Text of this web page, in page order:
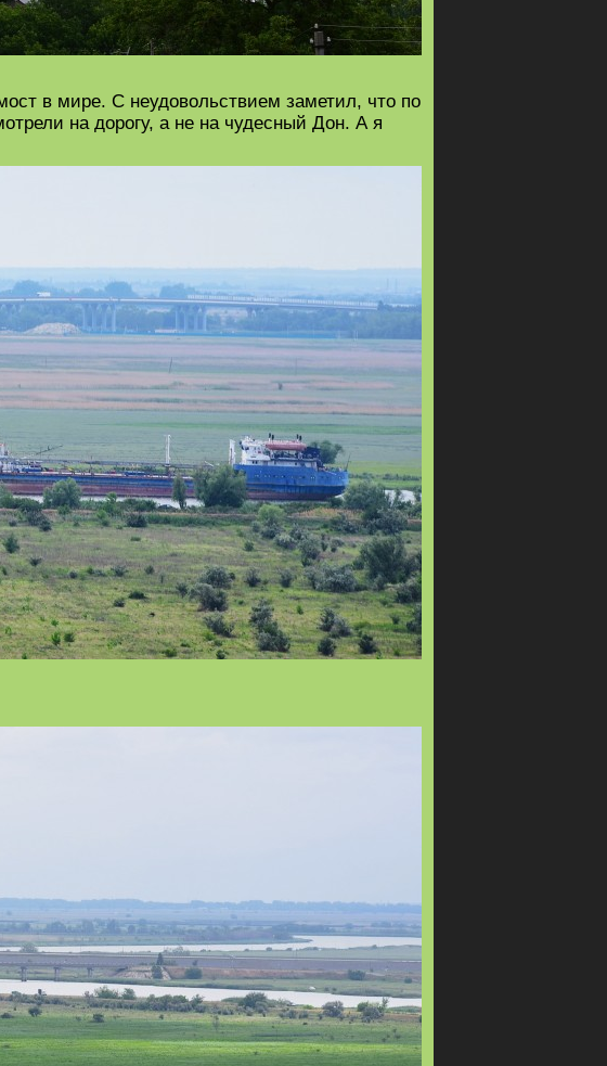
в мире. С неудовольствием заметил, что по
на дорогу, а не на чудесный Дон. А я